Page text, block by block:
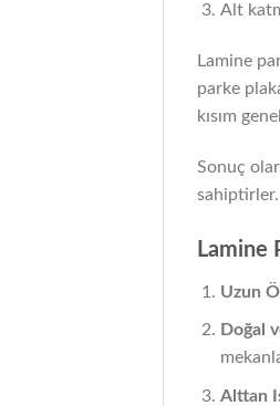
Alt
Lamine
parke
kısım
Sonuç
sahiptirler.
Lamine
Uzun
Doğal
Alttan